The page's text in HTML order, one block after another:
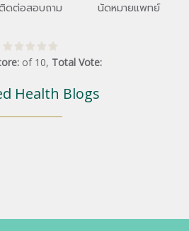
ดต่อสอบถาม นัดหมายแพทย์
of 10, Total Vote:
Health Blogs